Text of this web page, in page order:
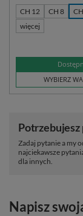
CH 12 CH 8
więcej
WYBIERZ
Potrzebujesz
Zadaj pytanie a my
najciekawsze
dla innych.
Napisz